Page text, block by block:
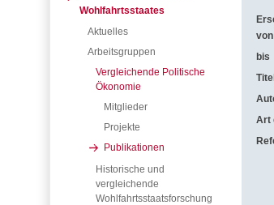
Wohlfahrtsstaates
Aktuelles
Arbeitsgruppen
Vergleichende Politische
Ökonomie
Mitglieder
Projekte
Publikationen
Historische und
vergleichende
Wohlfahrtsstaatsforschung
von
bis
Titel
Art